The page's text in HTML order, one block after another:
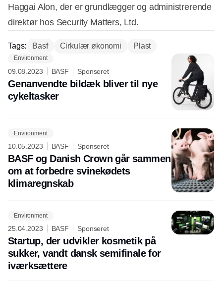
Haggai Alon, der er grundlægger og administrerende
direktør hos Security Matters, Ltd.
Tags: Basf Cirkulær økonomi Plast
Environment
09.08.2023 BASF Sponseret
Genanvendte bildæk bliver til nye
cykeltasker
Environment
10.05.2023 BASF Sponseret
BASF og Danish Crown går sammen
om at forbedre svinekødets
klimaregnskab
Environment
25.04.2023 BASF Sponseret
Startup, der udvikler kosmetik på
sukker, vandt dansk semifinale for
iværksættere